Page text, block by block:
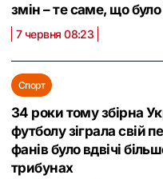
змін – те саме, що було
7 червня 08:23
Спорт
34 роки тому збірна
футболу зіграла свій
фанів було вдвічі
трибунах